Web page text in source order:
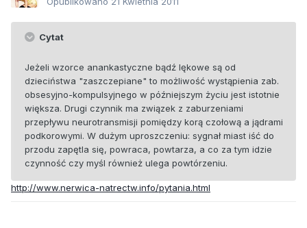
Cytat
Jeżeli wzorce anankastyczne bądź lękowe są od
dzieciństwa "zaszczepiane" to możliwość wystąpienia zab.
obsesyjno-kompulsyjnego w późniejszym życiu jest istotnie
większa. Drugi czynnik ma związek z zaburzeniami
przepływu neurotransmisji pomiędzy korą czołową a jądrami
podkorowymi. W dużym uproszczeniu: sygnał miast iść do
przodu zapętla się, powraca, powtarza, a co za tym idzie
czynność czy myśl również ulega powtórzeniu.
http://www.nerwica-natrectw.info/pytania.html